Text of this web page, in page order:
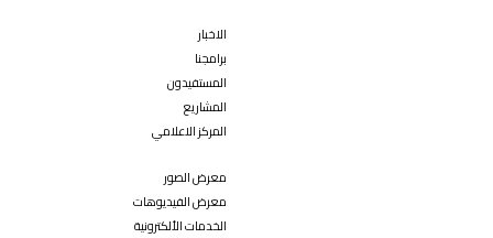
الاخبار
برامجنا
المستفيدون
المشاريع
المركز الاعلامي
معرض الصور
معرض الفيديوهات
الخدمات الألكترونية